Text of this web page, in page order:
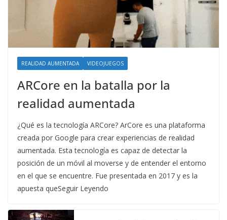
REALIDAD AUMENTADA VIDEOJUEGOS
ARCore en la batalla por la
realidad aumentada
¿Qué es la tecnología ARCore? ArCore es una plataforma
creada por Google para crear experiencias de realidad
aumentada. Esta tecnología es capaz de detectar la
posición de un móvil al moverse y de entender el entorno
en el que se encuentre. Fue presentada en 2017 y es la
apuesta queSeguir Leyendo